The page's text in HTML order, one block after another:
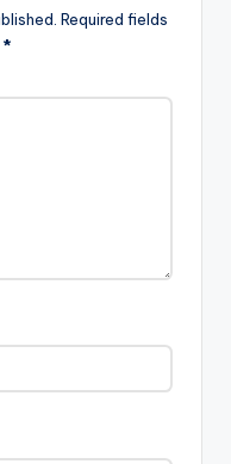
Required fields
*